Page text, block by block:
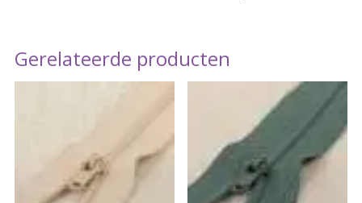
Gerelateerde producten